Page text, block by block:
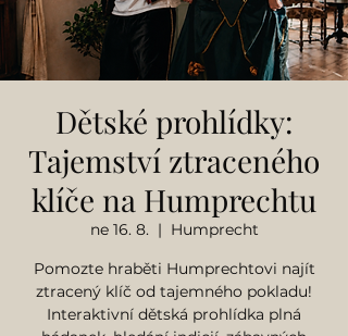
Dětské prohlídky:
Tajemství ztraceného
klíče na Humprechtu
ne 16. 8.
  |
Humprecht
Pomozte hraběti Humprechtovi najít
ztracený klíč od tajemného pokladu!
Interaktivní dětská prohlídka plná